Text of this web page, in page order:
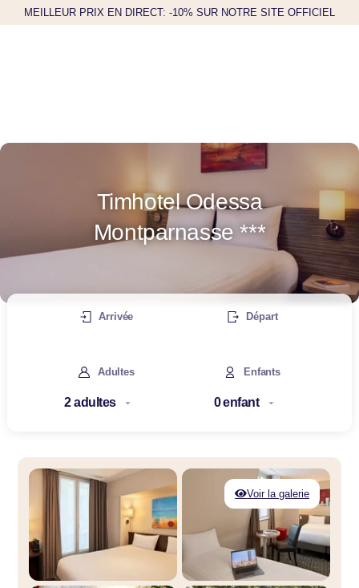
MEILLEUR PRIX EN DIRECT: -10% SUR NOTRE SITE OFFICIEL
Timhotel Odessa
Montparnasse ***
Arrivée Départ
Adultes Enfants
Voir la galerie